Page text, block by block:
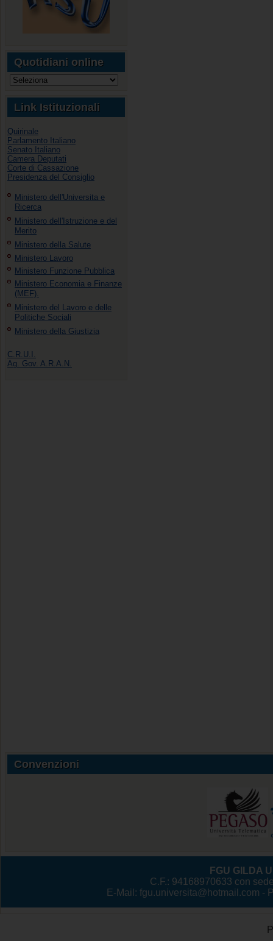
Quotidiani online
Link Istituzionali
Quirinale
Parlamento Italiano
Senato Italiano
Camera Deputati
Corte di Cassazione
Presidenza del Consiglio
Ministero dell'Universita e
Ricerca
Ministero dell'Istruzione e del
Merito
Ministero della Salute
Ministero Lavoro
Ministero Funzione Pubblica
Ministero Economia e Finanze
(MEF).
Ministero del Lavoro e delle
Politiche Sociali
Ministero della Giustizia
C.R.U.I.
Ag. Gov. A.R.A.N.
Convenzioni
FGU GILDA
C.F.: 94168970633 con
E-Mail: fgu.universita@hotmail.com -